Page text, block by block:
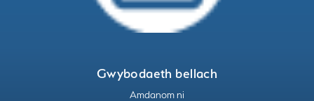
Gwybodaeth bellach
Amdanom ni